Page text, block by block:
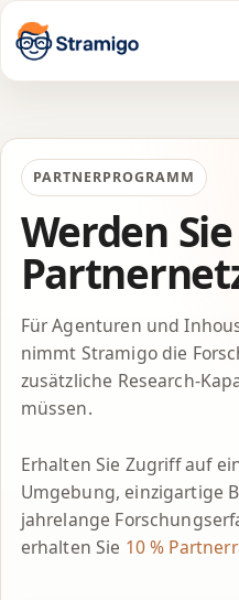
🇩🇪
PARTNERPROGRAMM
Werden
Für Agenturen und
nimmt Stramigo die
zusätzliche Research-
müssen.
Erhalten Sie Zugriff auf
Umgebung, einzigartige
jahrelange
erhalten Sie 10 %